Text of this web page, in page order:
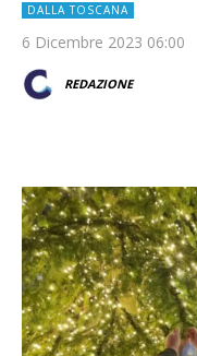
DALLA TOSCANA
6 Dicembre 2023 06:00
REDAZIONE